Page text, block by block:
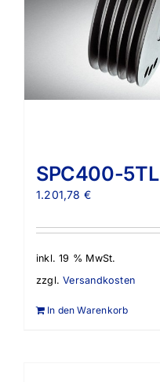
SPC400-5TL
1.201,78 €
inkl. 19 % MwSt.
zzgl.Versandkosten
In den Warenkorb